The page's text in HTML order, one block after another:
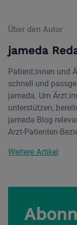
Über den Autor
jameda
Patient:innen und
schnell und
jameda. Um
unterstützen,
jameda Blog
Arzt-Patienten-
Weitere Artikel